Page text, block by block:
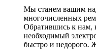
Мы станем вашим
многочисленных
Обратившись к нам,
необходимый
быстро и недорого.